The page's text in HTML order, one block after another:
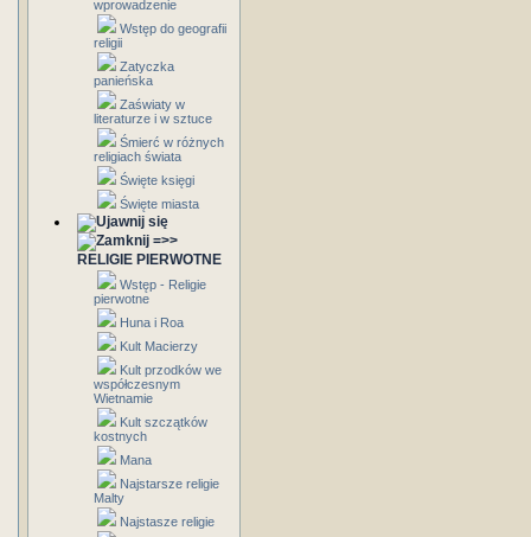
wprowadzenie
Wstęp do geografii
religii
Zatyczka
panieńska
Zaświaty w
literaturze i w sztuce
Śmierć w różnych
religiach świata
Święte księgi
Święte miasta
=>>
RELIGIE PIERWOTNE
Wstęp - Religie
pierwotne
Huna i Roa
Kult Macierzy
Kult przodków we
współczesnym
Wietnamie
Kult szczątków
kostnych
Mana
Najstarsze religie
Malty
Najstasze religie